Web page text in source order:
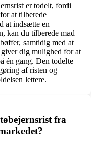
er todelt, fordi
at tilberede
at indsætte en
kan du tilberede mad
samtidig med at
dig mulighed for at
én gang. Den todelte
af risten og
lettere.
fra